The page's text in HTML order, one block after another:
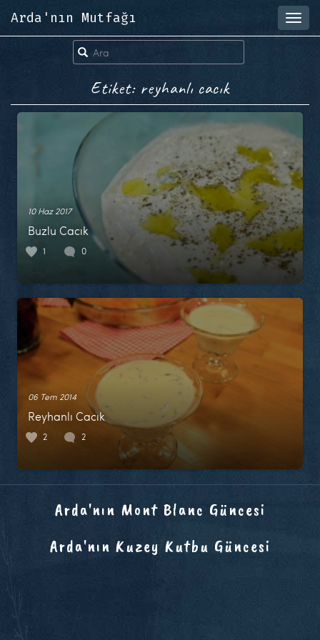
Arda'nın Mutfağı
Etiket: reyhanlı cacık
10 Haz 2017
Buzlu Cacık
1 0
06 Tem 2014
Reyhanlı Cacık
2 2
Arda'nın Mont Blanc Güncesi
Arda'nın Kuzey Kutbu Güncesi